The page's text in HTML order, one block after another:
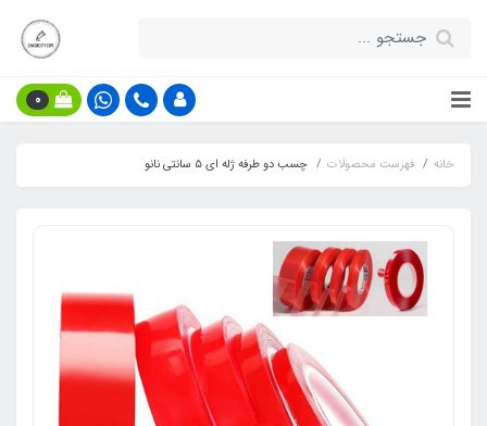
0
خانه فهرست محصولات چسب دو طرفه ژله ای ۵ سانتی نانو